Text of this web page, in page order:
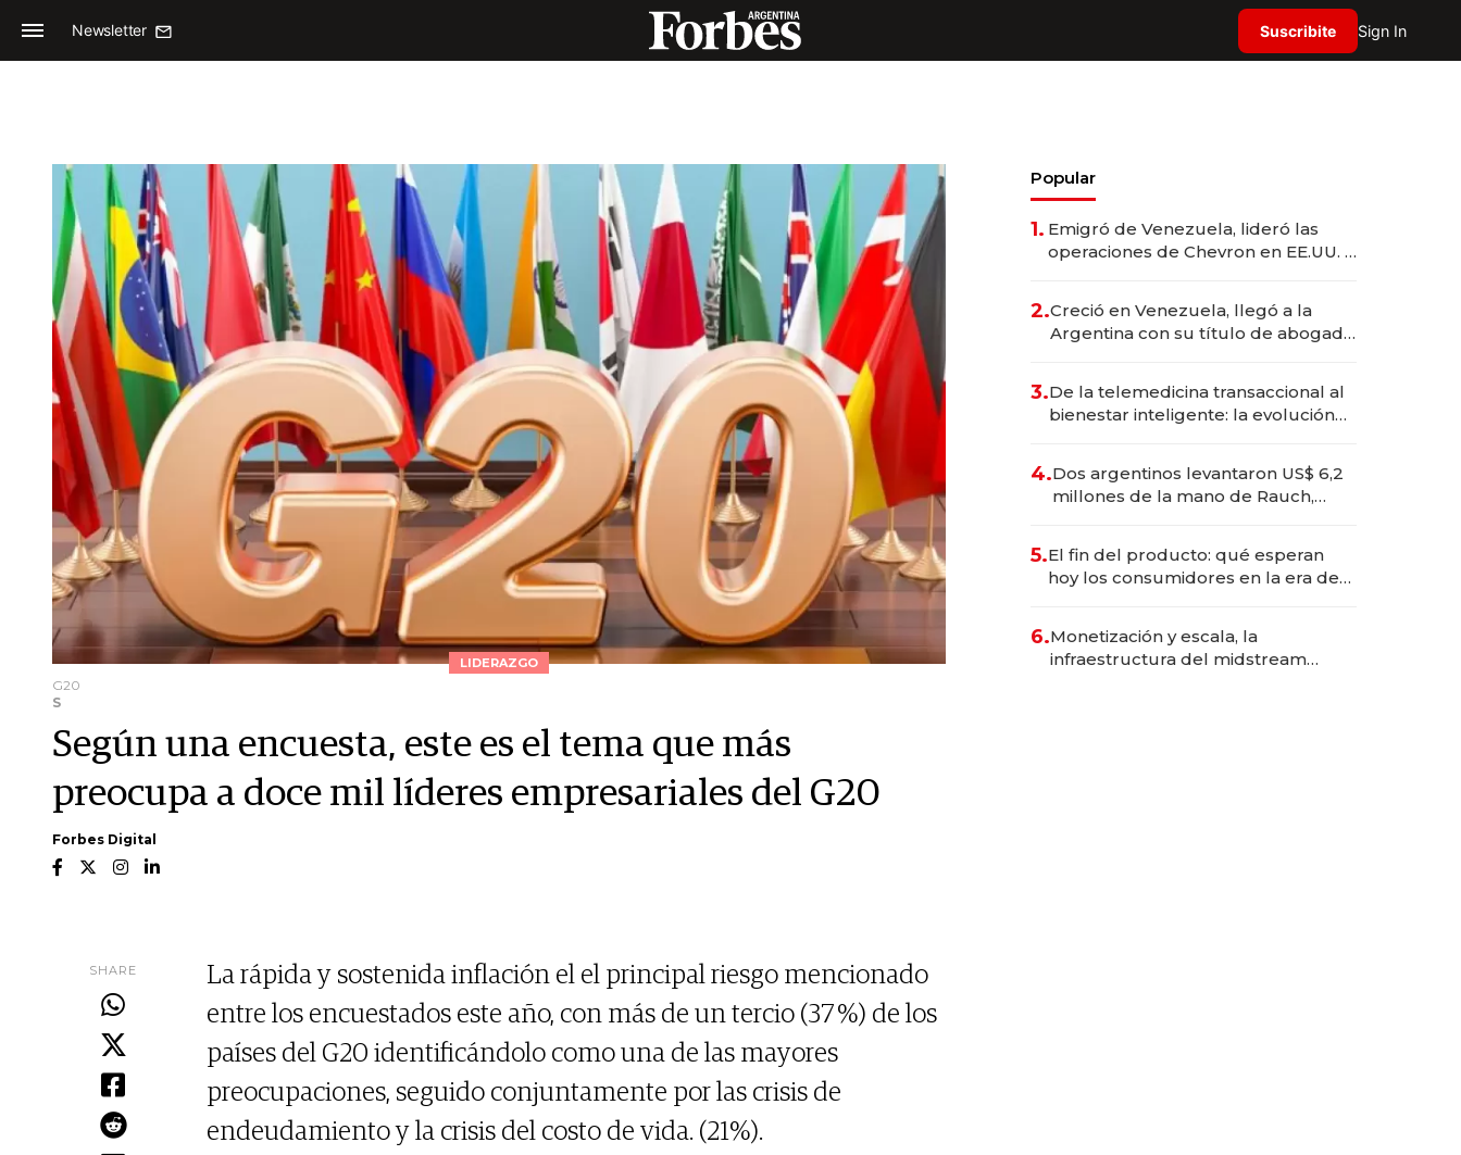
Newsletter Suscribite Sign In
LIDERAZGO
G20
S
Según una encuesta, este es el tema que más
preocupa a doce mil líderes empresariales del G20
Forbes Digital
SHARE
La rápida y sostenida inflación el el principal riesgo mencionado
entre los encuestados este año, con más de un tercio (37 %) de los
países del G20 identificándolo como una de las mayores
preocupaciones, seguido conjuntamente por las crisis de
endeudamiento y la crisis del costo de vida. (21%).
Popular
1. Emigró de Venezuela, lideró las
operaciones de Chevron en EE.UU. y
2.Creció en Venezuela, llegó a la
Argentina con su título de abogado
marcas "fast premium"
3.De la telemedicina transaccional al
bienestar inteligente: la evolución
4.Dos argentinos levantaron US$ 6,2
millones de la mano de Rauch,
5.El fin del producto: qué esperan
hoy los consumidores en la era de
6.Monetización y escala, la
infraestructura del midstream